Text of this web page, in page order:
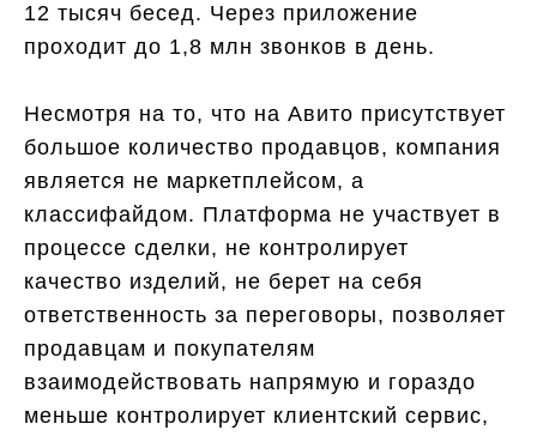
12 тысяч бесед. Через приложение
проходит до 1,8 млн звонков в день.
Несмотря на то, что на Авито присутствует
большое количество продавцов, компания
является не маркетплейсом, а
классифайдом. Платформа не участвует в
процессе сделки, не контролирует
качество изделий, не берет на себя
ответственность за переговоры, позволяет
продавцам и покупателям
взаимодействовать напрямую и гораздо
меньше контролирует клиентский сервис,